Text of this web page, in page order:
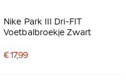
Nike Park III Dri-FIT
Voetbalbroekje Zwart
€ 17,99